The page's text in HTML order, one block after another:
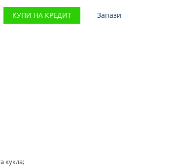
КУПИ НА КРЕДИТ Запази
кукла;